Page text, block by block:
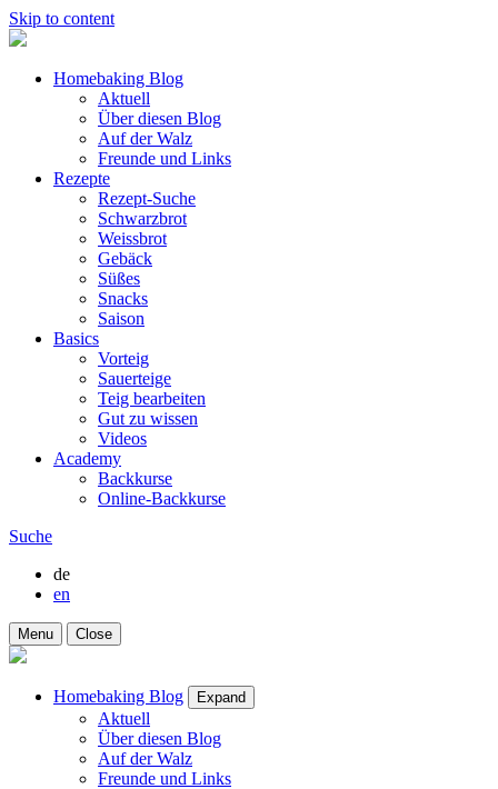
Skip to content
Homebaking Blog
Aktuell
Über diesen Blog
Auf der Walz
Freunde und Links
Rezepte
Rezept-Suche
Schwarzbrot
Weissbrot
Gebäck
Süßes
Snacks
Saison
Basics
Vorteig
Sauerteige
Teig bearbeiten
Gut zu wissen
Videos
Academy
Backkurse
Online-Backkurse
Suche
de
en
Menu Close
Homebaking Blog Expand
Aktuell
Über diesen Blog
Auf der Walz
Freunde und Links